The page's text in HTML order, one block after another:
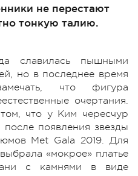
не перестают
тонкую талию.
славилась пышными
но в последнее время
что фигура
очертания.
что у Ким чересчур
после появления звезды
Met Gala 2019. Для
«мокрое» платье
с камнями в виде